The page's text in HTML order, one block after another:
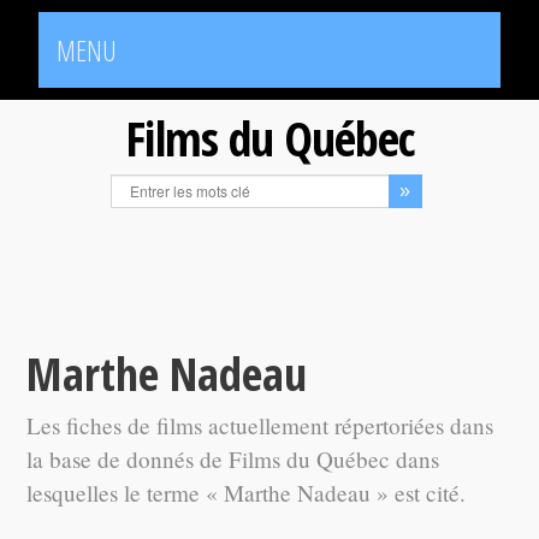
MENU
Films du Québec
Marthe Nadeau
Les fiches de films actuellement répertoriées dans
la base de donnés de Films du Québec dans
lesquelles le terme « Marthe Nadeau » est cité.